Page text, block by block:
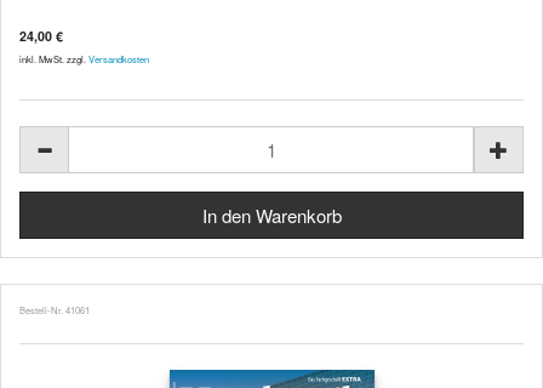
24,00 €
inkl. MwSt. zzgl. Versandkosten
Bestell-Nr. 41061